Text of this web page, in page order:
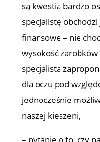
są kwestią bardzo
specjalistę
finansowe – nie
wysokość zarobków
specjalista
dla oczu pod
jednocześnie
naszej kieszeni,
– pytanie o to, czy